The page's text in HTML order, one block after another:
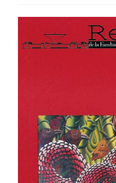
Barra
lateral